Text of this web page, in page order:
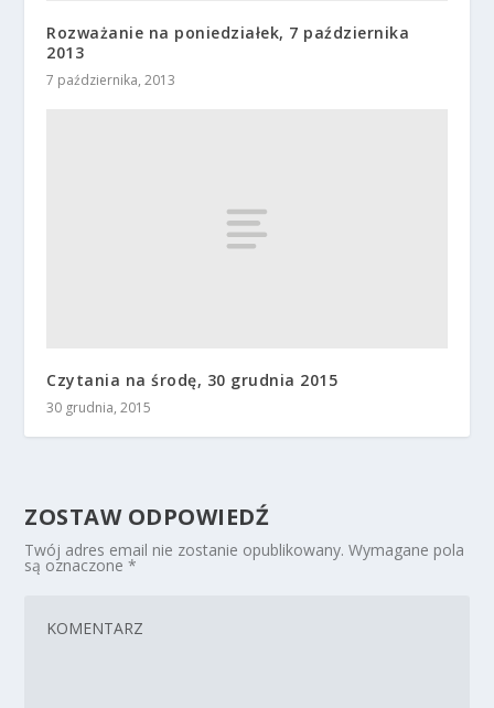
Rozważanie na poniedziałek, 7 października
2013
7 października, 2013
Czytania na środę, 30 grudnia 2015
30 grudnia, 2015
ZOSTAW ODPOWIEDŹ
Twój adres email nie zostanie opublikowany. Wymagane pola
są oznaczone*